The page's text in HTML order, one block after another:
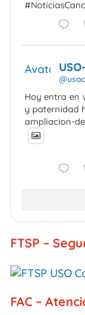
Avatar
Hoy entra en
y paternidad
ampliacion-
FTSP –
FAC –